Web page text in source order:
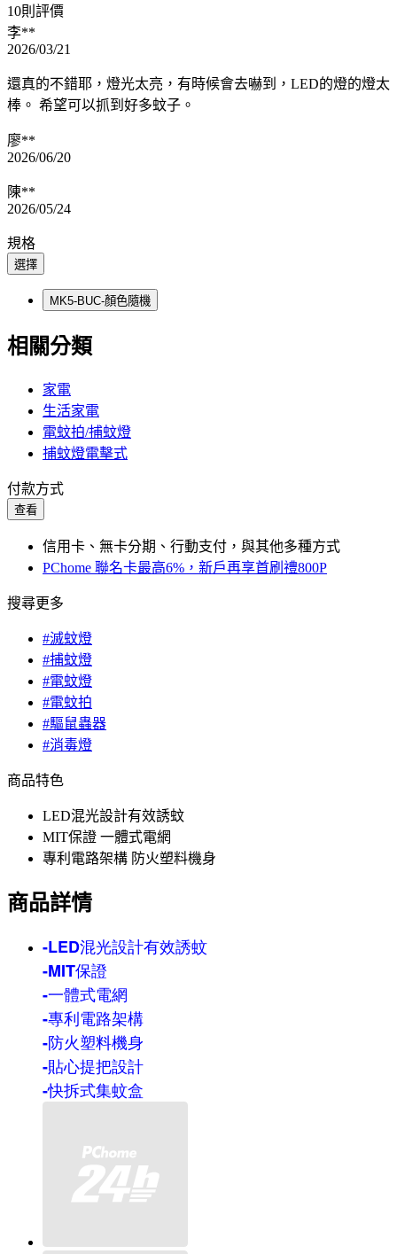
10則評價
李**
2026/03/21
還真的不錯耶，燈光太亮，有時候會去嚇到，LED的燈的燈太
棒。 希望可以抓到好多蚊子。
廖**
2026/06/20
陳**
2026/05/24
規格
選擇
MK5-BUC-顏色隨機
相關分類
家電
生活家電
電蚊拍/捕蚊燈
捕蚊燈電擊式
付款方式
查看
信用卡、無卡分期、行動支付，與其他多種方式
PChome 聯名卡最高6%，新戶再享首刷禮800P
搜尋更多
#滅蚊燈
#捕蚊燈
#電蚊燈
#電蚊拍
#驅鼠蟲器
#消毒燈
商品特色
LED混光設計有效誘蚊
MIT保證 一體式電網
專利電路架構 防火塑料機身
商品詳情
-LED混光設計有效誘蚊
-MIT保證
-一體式電網
-專利電路架構
-防火塑料機身
-貼心提把設計
-快拆式集蚊盒